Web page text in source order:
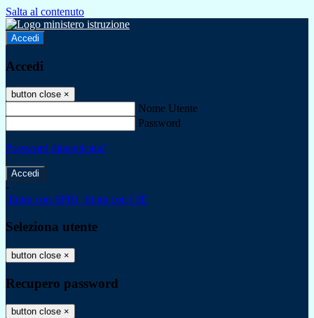
Salta al contenuto
Accedi
Accedi
button close ×
Nome Utente
Password
Password dimenticata?
-
Entra con SPID Entra con CIE
Seleziona utente
button close ×
Recupero password
button close ×